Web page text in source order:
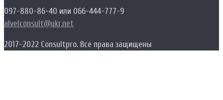
097-880-86-40 или 066-444-777-9
alvelconsult@ukr.net
2017-2022 Consultpro. Все права защищены